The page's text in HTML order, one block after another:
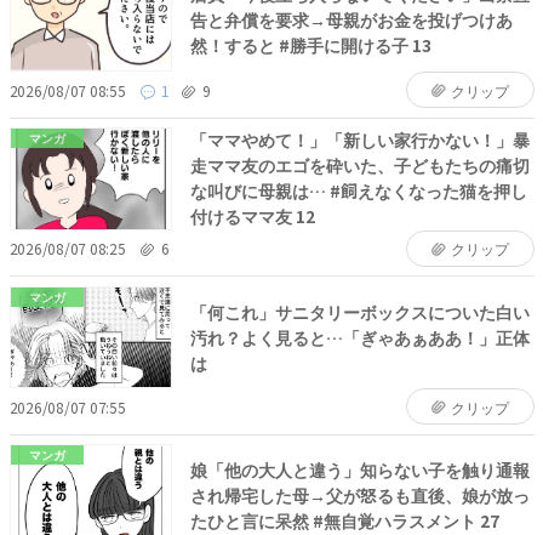
告と弁償を要求→母親がお金を投げつけあ
然！すると #勝手に開ける子 13
2026/08/07 08:55 1 9 クリップ
マンガ
「ママやめて！」「新しい家行かない！」暴
走ママ友のエゴを砕いた、子どもたちの痛切
な叫びに母親は… #飼えなくなった猫を押し
付けるママ友 12
2026/08/07 08:25 6 クリップ
マンガ
「何これ」サニタリーボックスについた白い
汚れ？よく見ると…「ぎゃあぁああ！」正体
は
2026/08/07 07:55 クリップ
マンガ
娘「他の大人と違う」知らない子を触り通報
され帰宅した母→父が怒るも直後、娘が放っ
たひと言に呆然 #無自覚ハラスメント 27